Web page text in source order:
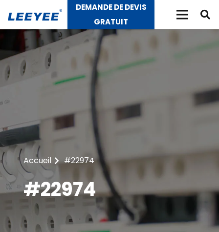
DEMANDE DE DEVIS
GRATUIT
Accueil #22974
#22974